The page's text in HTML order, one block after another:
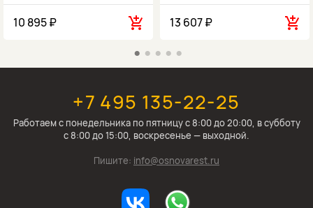
10 895 ₽ 13 607 ₽
+7 495 135-22-25
Работаем c понедельника по пятницу с 8:00 до 20:00, в субботу
с 8:00 до 15:00, воскресенье — выходной.
Пишите: info@osnovarest.ru